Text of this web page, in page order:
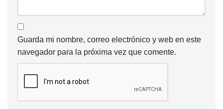
Guarda mi nombre, correo electrónico y web en este
navegador para la próxima vez que comente.